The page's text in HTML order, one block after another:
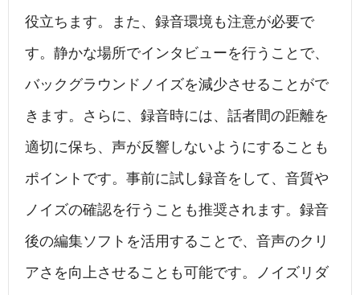
役立ちます。また、録音環境も注意が必要で
す。静かな場所でインタビューを行うことで、
バックグラウンドノイズを減少させることがで
きます。さらに、録音時には、話者間の距離を
適切に保ち、声が反響しないようにすることも
ポイントです。事前に試し録音をして、音質や
ノイズの確認を行うことも推奨されます。録音
後の編集ソフトを活用することで、音声のクリ
アさを向上させることも可能です。ノイズリダ